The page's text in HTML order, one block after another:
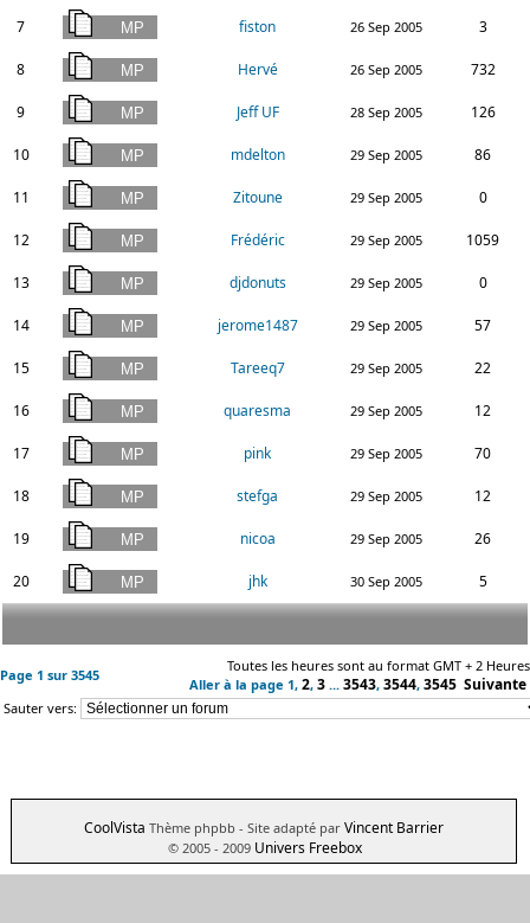
7 fiston 26 Sep 2005 3
8 Hervé 26 Sep 2005 732
9 Jeff UF 28 Sep 2005 126
10 mdelton 29 Sep 2005 86
11 Zitoune 29 Sep 2005 0
12 Frédéric 29 Sep 2005 1059
13 djdonuts 29 Sep 2005 0
14 jerome1487 29 Sep 2005 57
15 Tareeq7 29 Sep 2005 22
16 quaresma 29 Sep 2005 12
17 pink 29 Sep 2005 70
18 stefga 29 Sep 2005 12
19 nicoa 29 Sep 2005 26
20 jhk 30 Sep 2005 5
Page 1 sur 3545
Toutes les heures sont au format GMT + 2 Heures
Aller à la page 1, 2, 3 ... 3543, 3544, 3545 Suivante
Sauter vers:
CoolVista Thème phpbb - Site adapté par Vincent Barrier
© 2005 - 2009 Univers Freebox